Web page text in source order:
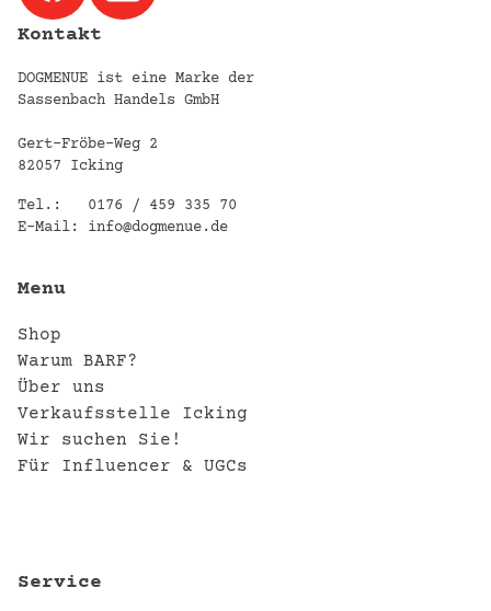
Kontakt
DOGMENUE ist eine Marke der
Sassenbach Handels GmbH
Gert-Fröbe-Weg 2
82057 Icking
Tel.:
0176 / 459 335 70
E-Mail:
info@dogmenue.de
Menu
Shop
Warum BARF?
Über uns
Verkaufsstelle Icking
Wir suchen Sie!
Für Influencer & UGCs
Service